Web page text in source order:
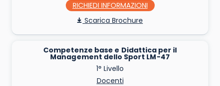
RICHIEDI INFO
Scarica Brochure
Competenze base e Didattica per il
Management dello Sport LM-47
1° Livello
Docenti